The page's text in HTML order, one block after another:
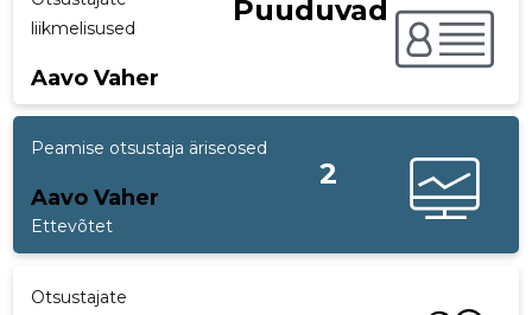
liikmelisused
Aavo Vaher
Puuduvad
Peamise otsustaja äriseosed
Aavo Vaher
2
Ettevõtet
Otsustajate